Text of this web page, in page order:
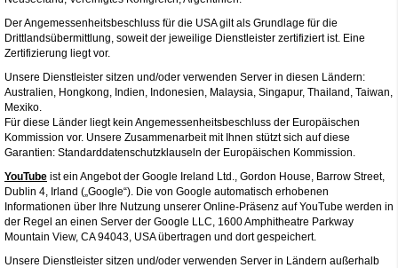
Der Angemessenheitsbeschluss für die USA gilt als Grundlage für die
Drittlandsübermittlung, soweit der jeweilige Dienstleister zertifiziert ist. Eine
Zertifizierung liegt vor.
Unsere Dienstleister sitzen und/oder verwenden Server in diesen Ländern:
Australien, Hongkong, Indien, Indonesien, Malaysia, Singapur, Thailand, Taiwan,
Mexiko.
Für diese Länder liegt kein Angemessenheitsbeschluss der Europäischen
Kommission vor. Unsere Zusammenarbeit mit Ihnen stützt sich auf diese
Garantien: Standarddatenschutzklauseln der Europäischen Kommission.
YouTube ist ein Angebot der Google Ireland Ltd., Gordon House, Barrow Street,
Dublin 4, Irland („Google“). Die von Google automatisch erhobenen
Informationen über Ihre Nutzung unserer Online-Präsenz auf YouTube werden in
der Regel an einen Server der Google LLC, 1600 Amphitheatre Parkway
Mountain View, CA 94043, USA übertragen und dort gespeichert.
Unsere Dienstleister sitzen und/oder verwenden Server in Ländern außerhalb